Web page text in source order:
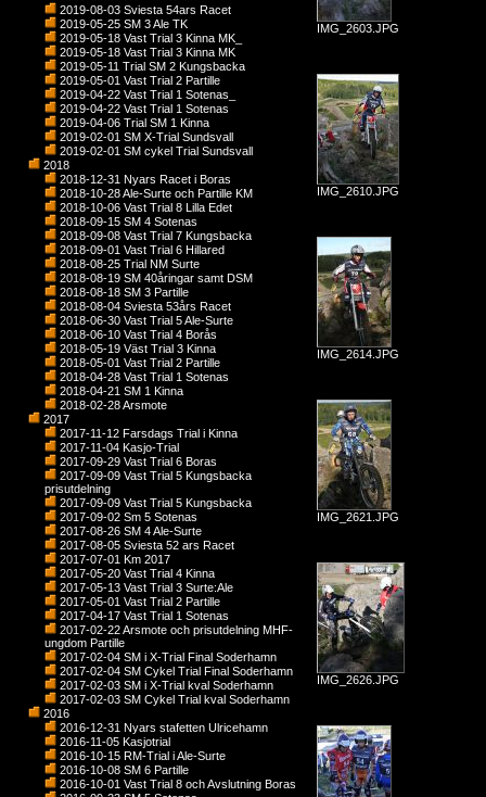
2019-08-03 Sviesta 54ars Racet
2019-05-25 SM 3 Ale TK
2019-05-18 Vast Trial 3 Kinna MK_
2019-05-18 Vast Trial 3 Kinna MK
2019-05-11 Trial SM 2 Kungsbacka
2019-05-01 Vast Trial 2 Partille
2019-04-22 Vast Trial 1 Sotenas_
2019-04-22 Vast Trial 1 Sotenas
2019-04-06 Trial SM 1 Kinna
2019-02-01 SM X-Trial Sundsvall
2019-02-01 SM cykel Trial Sundsvall
2018
2018-12-31 Nyars Racet i Boras
2018-10-28 Ale-Surte och Partille KM
2018-10-06 Vast Trial 8 Lilla Edet
2018-09-15 SM 4 Sotenas
2018-09-08 Vast Trial 7 Kungsbacka
2018-09-01 Vast Trial 6 Hillared
2018-08-25 Trial NM Surte
2018-08-19 SM 40åringar samt DSM
2018-08-18 SM 3 Partille
2018-08-04 Sviesta 53års Racet
2018-06-30 Vast Trial 5 Ale-Surte
2018-06-10 Vast Trial 4 Borås
2018-05-19 Väst Trial 3 Kinna
2018-05-01 Vast Trial 2 Partille
2018-04-28 Vast Trial 1 Sotenas
2018-04-21 SM 1 Kinna
2018-02-28 Arsmote
2017
2017-11-12 Farsdags Trial i Kinna
2017-11-04 Kasjo-Trial
2017-09-29 Vast Trial 6 Boras
2017-09-09 Vast Trial 5 Kungsbacka
prisutdelning
2017-09-09 Vast Trial 5 Kungsbacka
2017-09-02 Sm 5 Sotenas
2017-08-26 SM 4 Ale-Surte
2017-08-05 Sviesta 52 ars Racet
2017-07-01 Km 2017
2017-05-20 Vast Trial 4 Kinna
2017-05-13 Vast Trial 3 Surte:Ale
2017-05-01 Vast Trial 2 Partille
2017-04-17 Vast Trial 1 Sotenas
2017-02-22 Arsmote och prisutdelning MHF-
ungdom Partille
2017-02-04 SM i X-Trial Final Soderhamn
2017-02-04 SM Cykel Trial Final Soderhamn
2017-02-03 SM i X-Trial kval Soderhamn
2017-02-03 SM Cykel Trial kval Soderhamn
2016
2016-12-31 Nyars stafetten Ulricehamn
2016-11-05 Kasjotrial
2016-10-15 RM-Trial i Ale-Surte
2016-10-08 SM 6 Partille
2016-10-01 Vast Trial 8 och Avslutning Boras
IMG_2603.JPG
IMG_2610.JPG
IMG_2614.JPG
IMG_2621.JPG
IMG_2626.JPG